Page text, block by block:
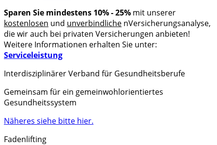
Sparen Sie mindestens 10% - 25% mit unserer
kostenlosen und unverbindliche nVersicherungsanalyse,
die wir auch bei privaten Versicherungen anbieten!
Weitere Informationen erhalten Sie unter:
Serviceleistung
Interdisziplinärer Verband für Gesundheitsberufe
Gemeinsam für ein gemeinwohlorientiertes
Gesundheitssystem
Näheres siehe bitte hier.
Fadenlifting